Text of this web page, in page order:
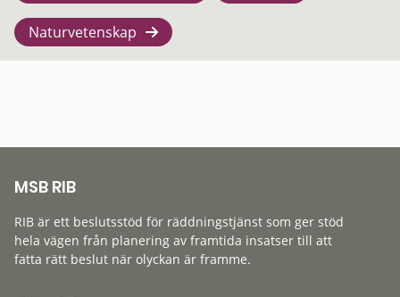
Naturvetenskap
MSB RIB
RIB är ett beslutsstöd för räddningstjänst som ger stöd
hela vägen från planering av framtida insatser till att
fatta rätt beslut när olyckan är framme.